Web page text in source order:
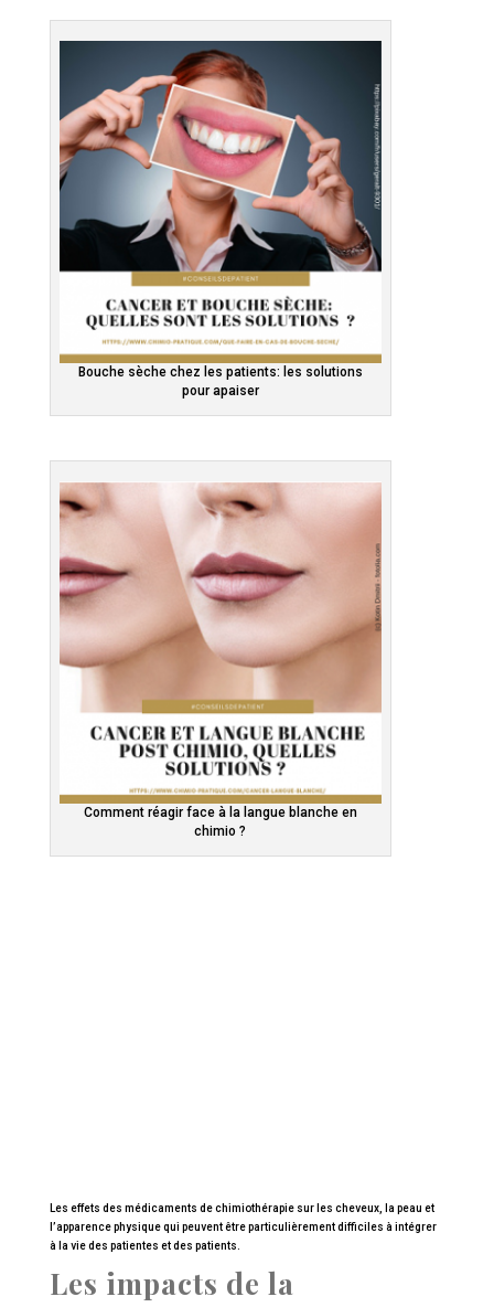
Bouche sèche chez les patients: les solutions
pour apaiser
Comment réagir face à la langue blanche en
chimio ?
Les effets des médicaments de chimiothérapie sur les cheveux, la peau et
l’apparence physique qui peuvent être particulièrement difficiles à intégrer
à la vie des patientes et des patients.
Les impacts de la